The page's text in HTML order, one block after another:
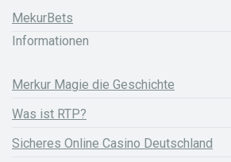
MekurBets
Informationen
Merkur Magie die Geschichte
Was ist RTP?
Sicheres Online Casino Deutschland